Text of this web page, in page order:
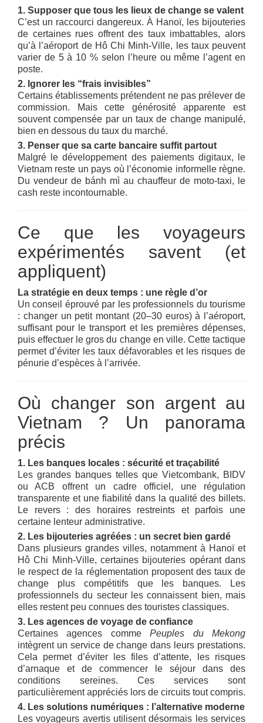
1. Supposer que tous les lieux de change se valent
C’est un raccourci dangereux. À Hanoï, les bijouteries
de certaines rues offrent des taux imbattables, alors
qu’à l’aéroport de Hô Chi Minh-Ville, les taux peuvent
varier de 5 à 10 % selon l’heure ou même l’agent en
poste.
2. Ignorer les “frais invisibles”
Certains établissements prétendent ne pas prélever de
commission. Mais cette générosité apparente est
souvent compensée par un taux de change manipulé,
bien en dessous du taux du marché.
3. Penser que sa carte bancaire suffit partout
Malgré le développement des paiements digitaux, le
Vietnam reste un pays où l’économie informelle règne.
Du vendeur de bánh mì au chauffeur de moto-taxi, le
cash reste incontournable.
Ce que les voyageurs
expérimentés savent (et
appliquent)
La stratégie en deux temps : une règle d’or
Un conseil éprouvé par les professionnels du tourisme
: changer un petit montant (20–30 euros) à l’aéroport,
suffisant pour le transport et les premières dépenses,
puis effectuer le gros du change en ville. Cette tactique
permet d’éviter les taux défavorables et les risques de
pénurie d’espèces à l’arrivée.
Où changer son argent au
Vietnam ? Un panorama
précis
1. Les banques locales : sécurité et traçabilité
Les grandes banques telles que Vietcombank, BIDV
ou ACB offrent un cadre officiel, une régulation
transparente et une fiabilité dans la qualité des billets.
Le revers : des horaires restreints et parfois une
certaine lenteur administrative.
2. Les bijouteries agréées : un secret bien gardé
Dans plusieurs grandes villes, notamment à Hanoï et
Hô Chi Minh-Ville, certaines bijouteries opérant dans
le respect de la réglementation proposent des taux de
change plus compétitifs que les banques. Les
professionnels du secteur les connaissent bien, mais
elles restent peu connues des touristes classiques.
3. Les agences de voyage de confiance
Certaines agences commePeuples du Mekong
intègrent un service de change dans leurs prestations.
Cela permet d’éviter les files d’attente, les risques
d’arnaque et de commencer le séjour dans des
conditions sereines. Ces services sont
particulièrement appréciés lors de circuits tout compris.
4. Les solutions numériques : l’alternative moderne
Les voyageurs avertis utilisent désormais les services